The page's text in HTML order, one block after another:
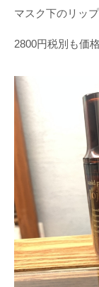
マスク下のリッ
2800円税別も価